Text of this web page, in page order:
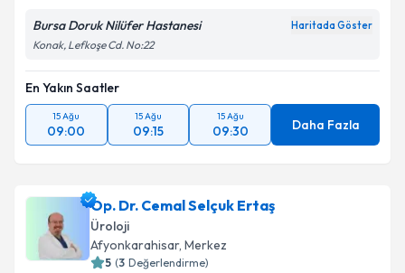
Bursa Doruk Nilüfer Hastanesi Haritada Göster
Konak, Lefkoşe Cd. No:22
En Yakın Saatler
15 Ağu
09:00
15 Ağu
09:15
15 Ağu
09:30 Daha Fazla
Op. Dr. Cemal Selçuk Ertaş
Üroloji
Afyonkarahisar, Merkez
5 (3 Değerlendirme)